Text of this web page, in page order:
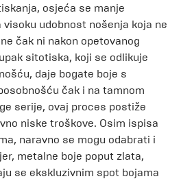
osjeća se manje
udobnost nošenja koja ne
čak ni nakon opetovanog
sitotiska, koji se odlikuje
daje bogate boje s
čak i na tamnom
serije, ovaj proces postiže
niske troškove. Osim ispisa
naravno se mogu odabrati i
metalne boje poput zlata,
se ekskluzivnim spot bojama